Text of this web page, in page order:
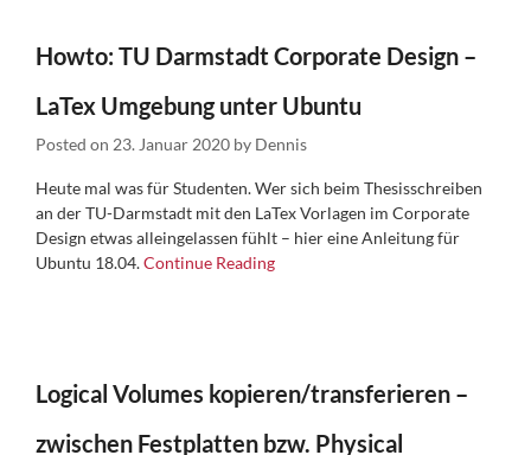
Howto: TU Darmstadt Corporate Design –
LaTex Umgebung unter Ubuntu
Posted on 23. Januar 2020 by Dennis
Heute mal was für Studenten. Wer sich beim Thesisschreiben
an der TU-Darmstadt mit den LaTex Vorlagen im Corporate
Design etwas alleingelassen fühlt – hier eine Anleitung für
Ubuntu 18.04.Continue Reading
Logical Volumes kopieren/transferieren –
zwischen Festplatten bzw. Physical